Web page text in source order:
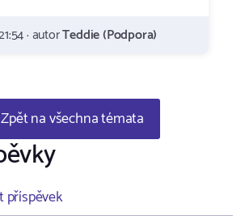
· autorTeddie (Podpora)
na všechna témata
příspěvek